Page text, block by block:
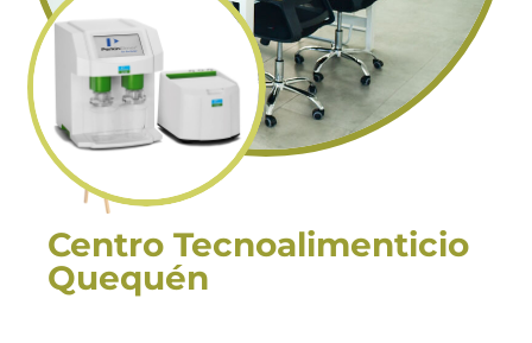
Centro Tecnoalimenticio
Quequén